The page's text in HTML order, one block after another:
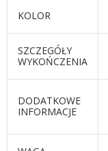
KOLOR
SZCZEGÓŁY
WYKOŃCZENIA
DODATKOWE
INFORMACJE